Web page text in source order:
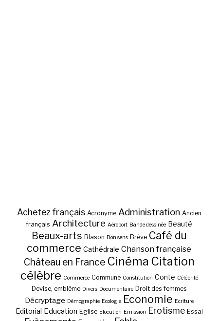
Achetez français Acronyme Administration Ancien
français Architecture Aéroport Bande dessinée Beauté
Beaux-arts Blason Bon sens Brève Café du
commerce Cathédrale Chanson française
Château en France Cinéma Citation
célèbre Commerce Commune Constitution Conte Célébrité
Devise, emblème Divers Documentaire Droit des femmes
Décryptage Démographie Ecologie Economie Ecriture
Editorial Education Eglise Elocution Emission Erotisme Essai